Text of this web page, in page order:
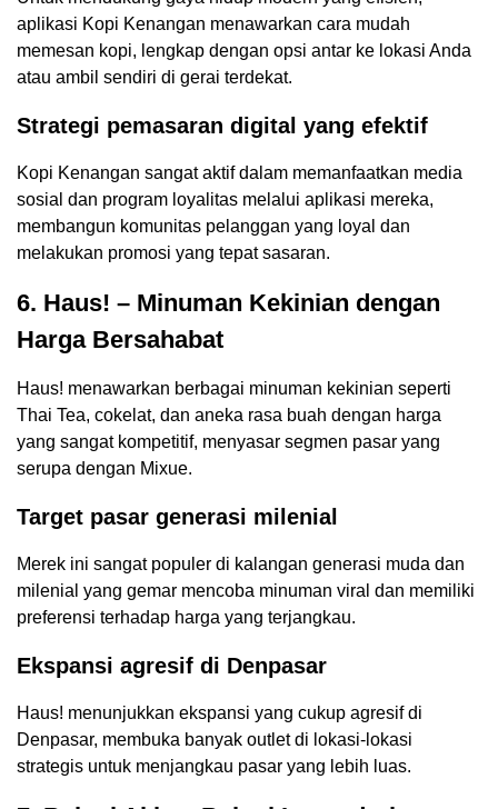
aplikasi Kopi Kenangan menawarkan cara mudah
memesan kopi, lengkap dengan opsi antar ke lokasi Anda
atau ambil sendiri di gerai terdekat.
Strategi pemasaran digital yang efektif
Kopi Kenangan sangat aktif dalam memanfaatkan media
sosial dan program loyalitas melalui aplikasi mereka,
membangun komunitas pelanggan yang loyal dan
melakukan promosi yang tepat sasaran.
6. Haus! – Minuman Kekinian dengan
Harga Bersahabat
Haus! menawarkan berbagai minuman kekinian seperti
Thai Tea, cokelat, dan aneka rasa buah dengan harga
yang sangat kompetitif, menyasar segmen pasar yang
serupa dengan Mixue.
Target pasar generasi milenial
Merek ini sangat populer di kalangan generasi muda dan
milenial yang gemar mencoba minuman viral dan memiliki
preferensi terhadap harga yang terjangkau.
Ekspansi agresif di Denpasar
Haus! menunjukkan ekspansi yang cukup agresif di
Denpasar, membuka banyak outlet di lokasi-lokasi
strategis untuk menjangkau pasar yang lebih luas.